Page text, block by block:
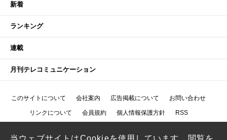
新着
ランキング
連載
月刊テレコミュニケーション
このサイトについて 会社案内 広告掲載について お問い合わせ
リンクについて 会員規約 個人情報保護方針 RSS
当ウェブサイトはCookieを使用しています。閲覧を